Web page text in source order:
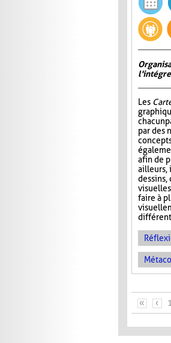
Les
chacun
par des
afin de
ailleurs,
dessins,
faire à
« ‹